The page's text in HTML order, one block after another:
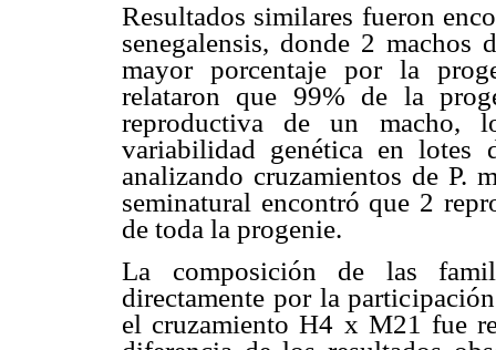
Resultados similares fueron
senegalensis, donde 2
mayor porcentaje por la
relataron que 99% de la
reproductiva de un macho,
variabilidad genética en lotes
analizando cruzamientos de P.
seminatural encontró que 2
de toda la progenie.
La composición de las
directamente por la
el cruzamiento H4 x M21 fue